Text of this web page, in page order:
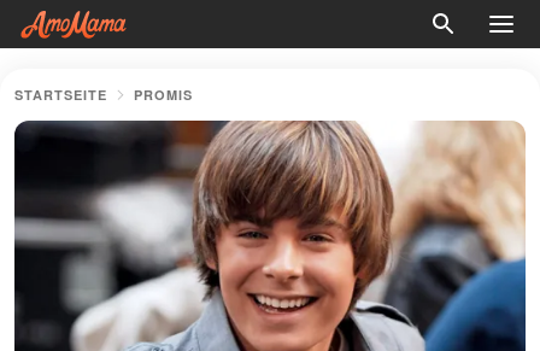
STARTSEITE PROMIS